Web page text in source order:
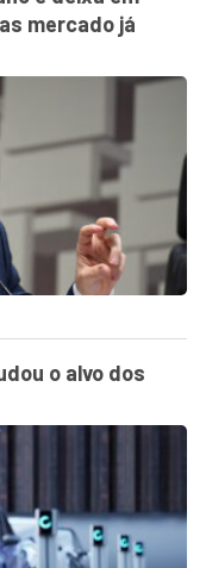
mercado já
o alvo dos